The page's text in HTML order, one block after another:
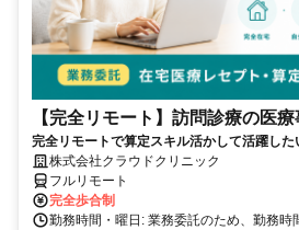
【完全リモート】訪問診療の医
完全リモートで算定スキル活かして活躍し
完全リモート｜在宅医療レセプト算定（成果
株式会社クラウドクリニック
フルリモート
完全歩合制
勤務時間・曜日: 業務委託のため、勤務時